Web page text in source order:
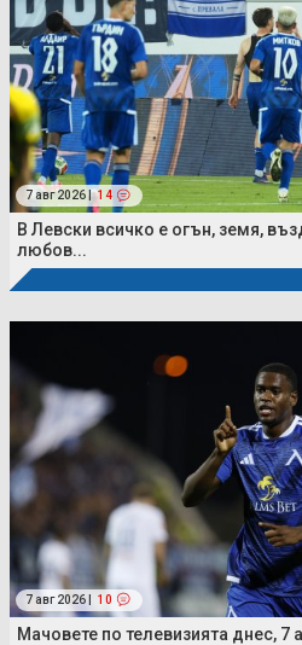
7 авг 2026 | 14
В Левски всичко е огън, земя,
любов...
7 авг 2026 | 10
Мачовете по телевизията днес, 7